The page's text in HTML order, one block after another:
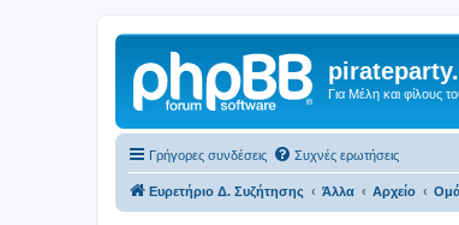
Για Μέλη και φίλους
Γρήγορες συνδέσεις Συχνές ερωτήσεις
Ευρετήριο Δ. Συζήτησης Άλλα Αρχείο